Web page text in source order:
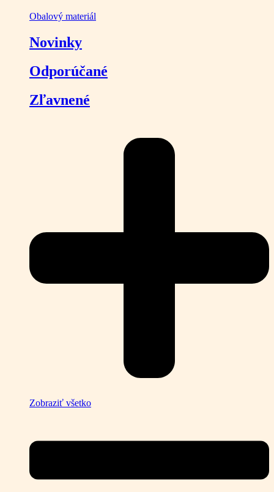
Obalový materiál
Novinky
Odporúčané
Zľavnené
Zobraziť všetko